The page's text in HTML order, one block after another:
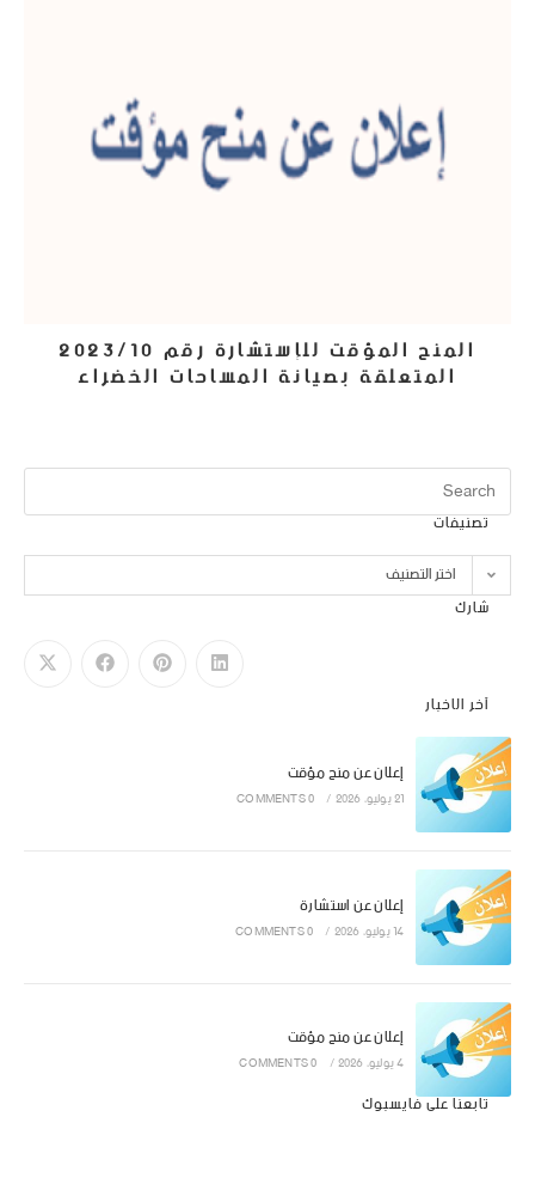
المنح المؤقت للإستشارة رقم 2023/10
المتعلقة بصيانة المساحات الخضراء
تصنيفات
اختر التصنيف
شارك
آخر الاخبار
إعلان عن منح مؤقت
21 يوليو، 2026 /
0 COMMENTS
إعلان عن استشارة
14 يوليو، 2026 /
0 COMMENTS
إعلان عن منح مؤقت
4 يوليو، 2026 /
0 COMMENTS
تابعنا على فايسبوك